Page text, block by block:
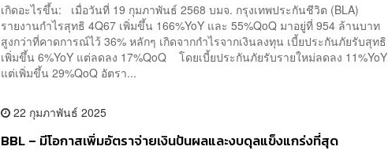
เกิดอะไรขึ้น: เมื่อวันที่ 19 กุมภาพันธ์ 2568 บมจ. กรุงเทพประกันชีวิต (BLA)
รายงานกำไรสุทธิ 4Q67 เพิ่มขึ้น 166%YoY และ 55%QoQ มาอยู่ที่ 954 ล้านบาท
สูงกว่าที่คาดการณ์ไว้ 36% หลักๆ เกิดจากกำไรจากเงินลงทุน เบี้ยประกันภัยรับสุทธิ
เพิ่มขึ้น 6%YoY แต่ลดลง 17%QoQ โดยเบี้ยประกันภัยรับรายใหม่ลดลง 11%YoY
แต่เพิ่มขึ้น 29%QoQ อัตรา...
22 กุมภาพันธ์ 2025
BBL – มีโอกาสเพิ่มอัตราจ่ายเงินปันผลและงบดุลแข็งแกร่งที่สุด